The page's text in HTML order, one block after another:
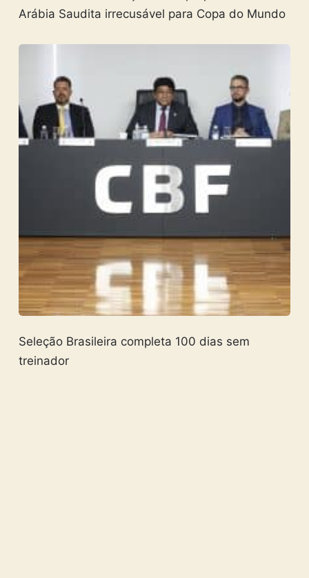
Arábia Saudita irrecusável para Copa do Mundo
Seleção Brasileira completa 100 dias sem
treinador